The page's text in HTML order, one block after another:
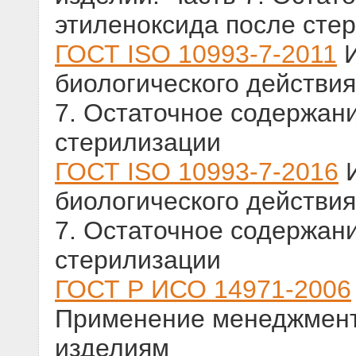
этиленоксида после
ГОСТ ISO 10993-7-2011
биологического
7. Остаточное
стерилизации
ГОСТ ISO 10993-7-2016
биологического
7. Остаточное
стерилизации
ГОСТ Р ИСО 14971-2006
Применение
изделиям